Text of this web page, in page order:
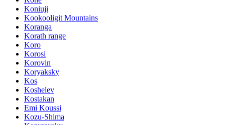
Koniuji
Kookooligit Mountains
Koranga
Korath range
Koro
Korosi
Korovin
Koryaksky
Kos
Koshelev
Kostakan
Emi Koussi
Kozu-Shima